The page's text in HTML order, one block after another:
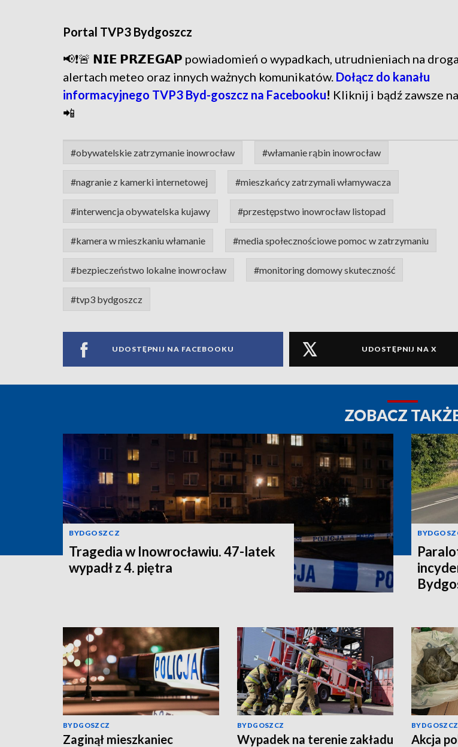
Portal TVP3 Bydgoszcz
📢❗🚨 𝗡𝗜𝗘 𝗣𝗥𝗭𝗘𝗚𝗔𝗣 powiadomień o wypadkach, utrudnieniach na
alertach meteo oraz innych ważnych komunikatów. Dołącz do kanału
informacyjnego TVP3 Byd-goszcz na Facebooku! Kliknij i bądź zawsze
📲
#obywatelskie zatrzymanie inowrocław #włamanie rąbin inowrocław
#nagranie z kamerki internetowej #mieszkańcy zatrzymali włamywacza
#interwencja obywatelska kujawy #przestępstwo inowrocław listopad
#kamera w mieszkaniu włamanie #media społecznościowe pomoc w zatrzymaniu
#bezpieczeństwo lokalne inowrocław #monitoring domowy skuteczność
#tvp3 bydgoszcz
UDOSTĘPNIJ NA FACEBOOKU UDOSTĘPNIJ NA X
ZOBACZ
BYDGOSZCZ
Tragedia w Inowrocławiu. 47-latek
wypadł z 4. piętra
BYDGOSZCZ
Zaginął mieszkaniec
BYDGOSZCZ
Wypadek na terenie zakładu
BYDGOSZCZ
Akcja